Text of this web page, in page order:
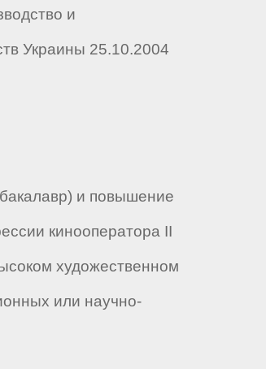
и
Украины 25.10.2004
и повышение
кинооператора II
художественном
или научно-